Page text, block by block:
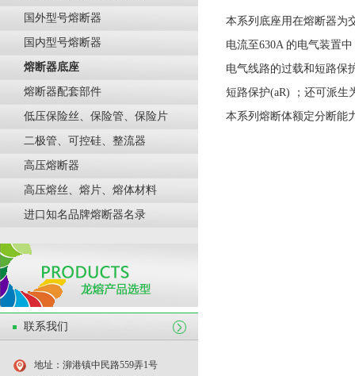
国外型号熔断器
国内型号熔断器
熔断器底座
熔断器配套部件
低压保险丝、保险管、保险片
二极管、可控硅、整流器
高压熔断器
高压熔丝、熔片、熔体材料
进口知名品牌熔断器名录
联系我们
地址：泖港镇中民路559弄1号
本系列底座用在熔断器为
电流至630A 的电气装置
电气线路的过载和短路保
短路保护(aR) ；还可派生
本系列熔断体额定分断能